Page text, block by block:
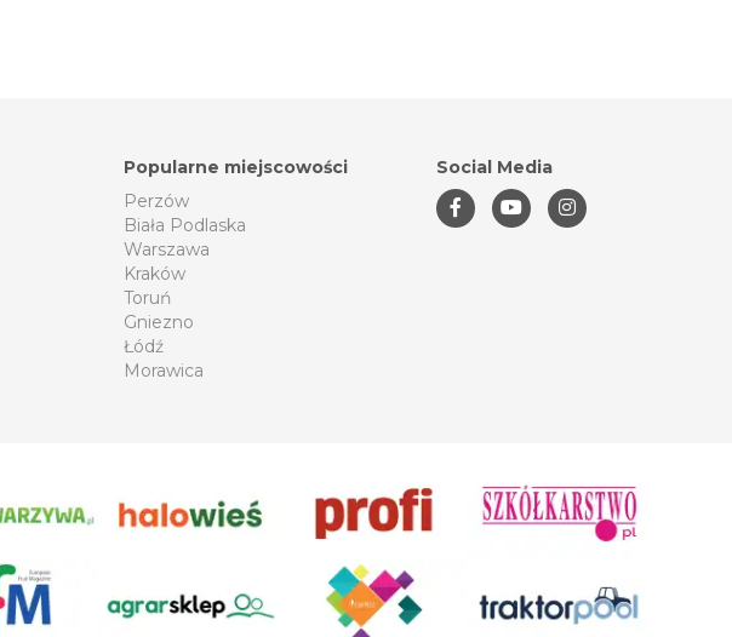
Popularne miejscowości
Perzów
Biała Podlaska
Warszawa
Kraków
Toruń
Gniezno
Łódź
Morawica
Social Media